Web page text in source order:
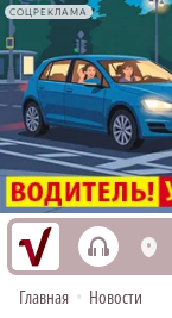
СОЦРЕКЛАМА
h L
Главная • Новости